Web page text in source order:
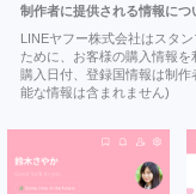
制作者に提供される情報につ
LINEヤフー株式会社はスタ
ために、お客様の購入情報を
購入日付、登録国情報は制
能な情報は含まれません)